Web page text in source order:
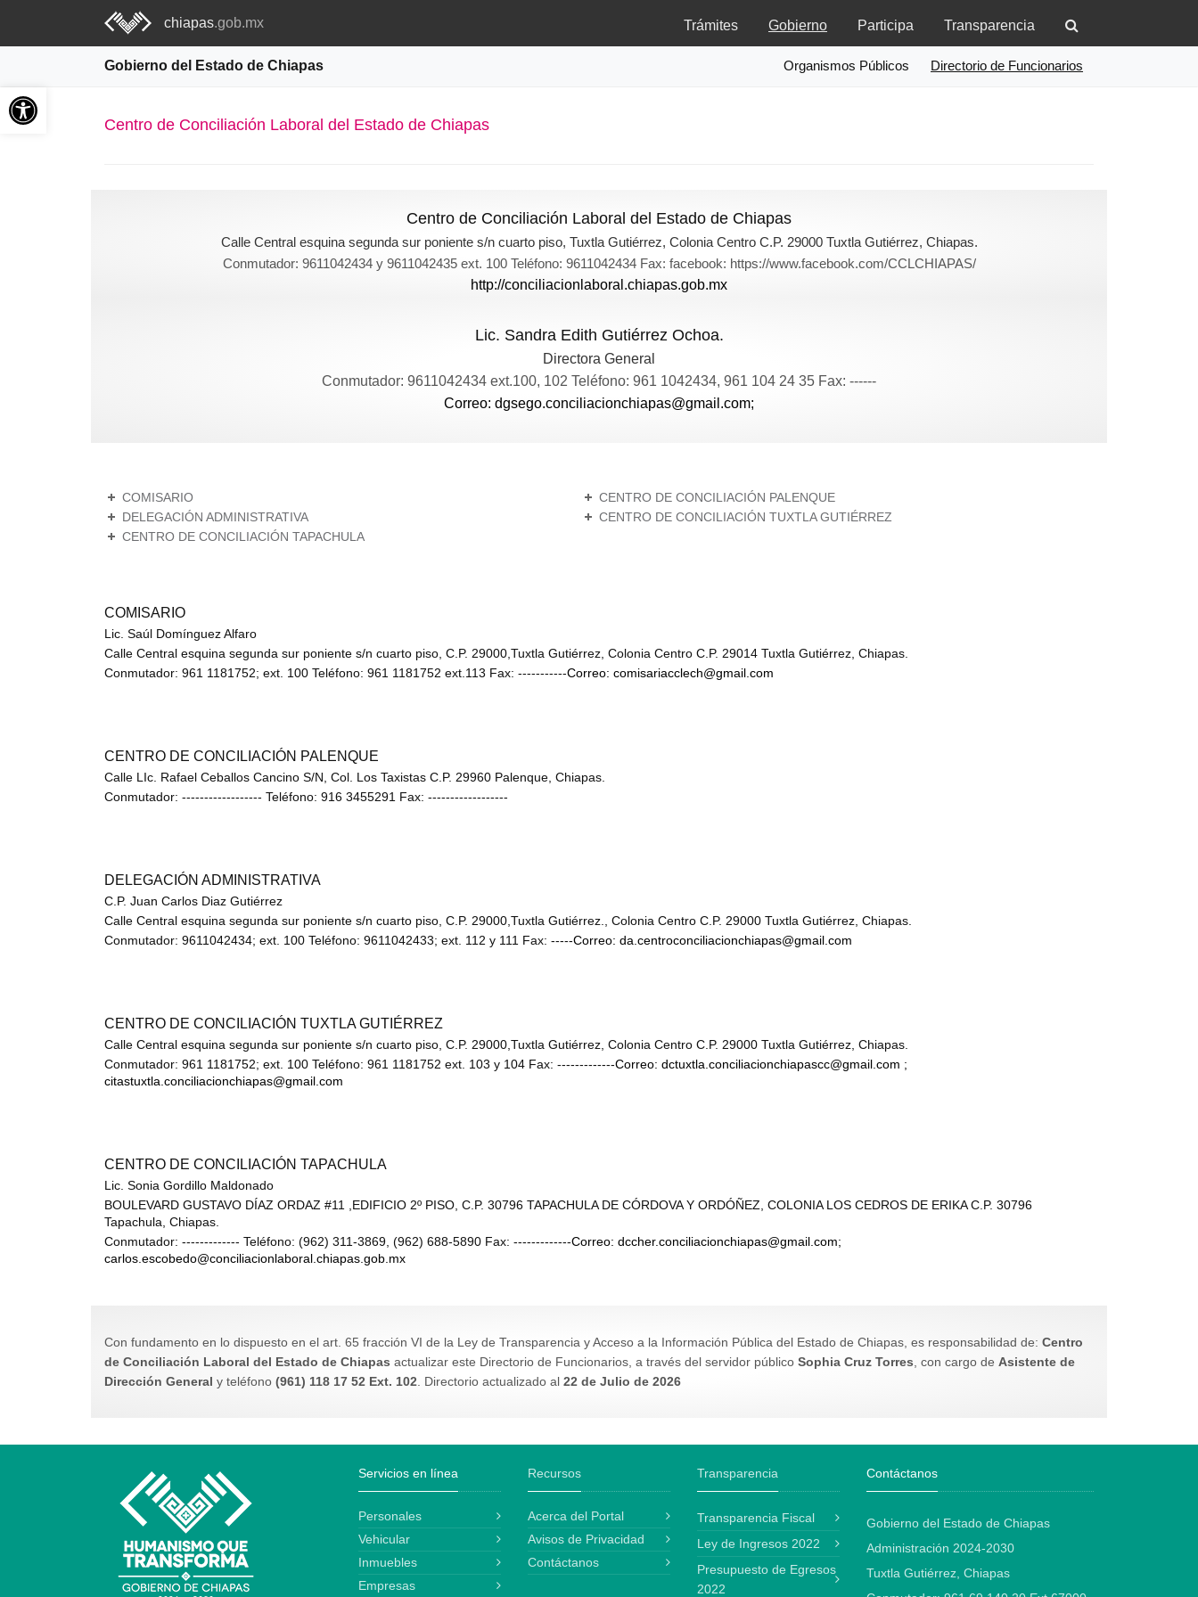
chiapas.gob.mx Trámites Gobierno Participa Transparencia
Gobierno del Estado de Chiapas Organismos Públicos Directorio de Funcionarios
Abrir barra de herramientas
Centro de Conciliación Laboral del Estado de Chiapas
Centro de Conciliación Laboral del Estado de Chiapas
Calle Central esquina segunda sur poniente s/n cuarto piso, Tuxtla Gutiérrez, Colonia Centro C.P. 29000 Tuxtla Gutiérrez, Chiapas.
Conmutador: 9611042434 y 9611042435 ext. 100 Teléfono: 9611042434 Fax: facebook: https://www.facebook.com/CCLCHIAPAS/
http://conciliacionlaboral.chiapas.gob.mx
Lic. Sandra Edith Gutiérrez Ochoa.
Directora General
Conmutador: 9611042434 ext.100, 102 Teléfono: 961 1042434, 961 104 24 35 Fax: ------
Correo: dgsego.conciliacionchiapas@gmail.com;
COMISARIO
CENTRO DE CONCILIACIÓN PALENQUE
DELEGACIÓN ADMINISTRATIVA
CENTRO DE CONCILIACIÓN TUXTLA GUTIÉRREZ
CENTRO DE CONCILIACIÓN TAPACHULA
COMISARIO
Lic. Saúl Domínguez Alfaro
Calle Central esquina segunda sur poniente s/n cuarto piso, C.P. 29000,Tuxtla Gutiérrez, Colonia Centro C.P. 29014 Tuxtla Gutiérrez, Chiapas.
Conmutador: 961 1181752; ext. 100 Teléfono: 961 1181752 ext.113 Fax: -----------Correo: comisariacclech@gmail.com
CENTRO DE CONCILIACIÓN PALENQUE
Calle LIc. Rafael Ceballos Cancino S/N, Col. Los Taxistas C.P. 29960 Palenque, Chiapas.
Conmutador: ------------------ Teléfono: 916 3455291 Fax: ------------------
DELEGACIÓN ADMINISTRATIVA
C.P. Juan Carlos Diaz Gutiérrez
Calle Central esquina segunda sur poniente s/n cuarto piso, C.P. 29000,Tuxtla Gutiérrez., Colonia Centro C.P. 29000 Tuxtla Gutiérrez, Chiapas.
Conmutador: 9611042434; ext. 100 Teléfono: 9611042433; ext. 112 y 111 Fax: -----Correo: da.centroconciliacionchiapas@gmail.com
CENTRO DE CONCILIACIÓN TUXTLA GUTIÉRREZ
Calle Central esquina segunda sur poniente s/n cuarto piso, C.P. 29000,Tuxtla Gutiérrez, Colonia Centro C.P. 29000 Tuxtla Gutiérrez, Chiapas.
Conmutador: 961 1181752; ext. 100 Teléfono: 961 1181752 ext. 103 y 104 Fax: -------------Correo: dctuxtla.conciliacionchiapascc@gmail.com ;
citastuxtla.conciliacionchiapas@gmail.com
CENTRO DE CONCILIACIÓN TAPACHULA
Lic. Sonia Gordillo Maldonado
BOULEVARD GUSTAVO DÍAZ ORDAZ #11 ,EDIFICIO 2º PISO, C.P. 30796 TAPACHULA DE CÓRDOVA Y ORDÓÑEZ, COLONIA LOS CEDROS DE ERIKA C.P. 30796
Tapachula, Chiapas.
Conmutador: ------------- Teléfono: (962) 311-3869, (962) 688-5890 Fax: -------------Correo: dccher.conciliacionchiapas@gmail.com;
carlos.escobedo@conciliacionlaboral.chiapas.gob.mx
Con fundamento en lo dispuesto en el art. 65 fracción VI de la Ley de Transparencia y Acceso a la Información Pública del Estado de Chiapas, es responsabilidad de: Centro
de Conciliación Laboral del Estado de Chiapas actualizar este Directorio de Funcionarios, a través del servidor público Sophia Cruz Torres , con cargo de Asistente de
Dirección General y teléfono (961) 118 17 52 Ext. 102 . Directorio actualizado al 22 de Julio de 2026
Servicios en línea
Personales
Vehicular
Inmuebles
Empresas
Recursos
Acerca del Portal
Avisos de Privacidad
Contáctanos
Transparencia
Transparencia Fiscal
Ley de Ingresos 2022
Presupuesto de Egresos
2022
Contáctanos
Gobierno del Estado de Chiapas
Administración 2024-2030
Tuxtla Gutiérrez, Chiapas